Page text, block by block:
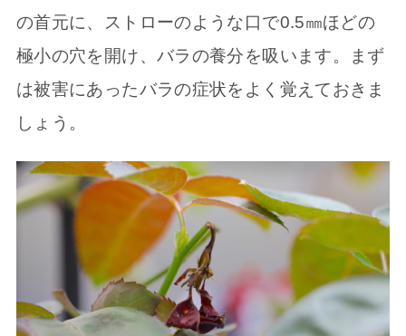
の首元に、ストローのような口で0.5㎜ほどの
極小の穴を開け、バラの養分を吸います。まず
は被害にあったバラの症状をよく覚えておきま
しょう。